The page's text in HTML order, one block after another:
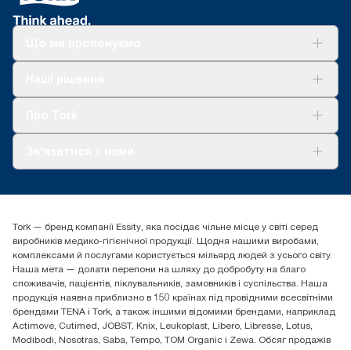
(+38) 044 490 55 66
Essity Україна
04071 м. Київ, вул. Григорія Сковороди 19,
Тел. +38 044 490 55 66
Tork — бренд компанії Essity, яка посідає чільне місце у світі серед
виробників медико-гігієнічної продукції. Щодня нашими виробами,
комплексами й послугами користується мільярд людей з усього світу.
Наша мета — долати перепони на шляху до добробуту на благо
споживачів, пацієнтів, піклувальників, замовників і суспільства. Наша
продукція наявна приблизно в 150 країнах під провідними всесвітніми
брендами TENA і Tork, а також іншими відомими брендами, наприклад
Actimove, Cutimed, JOBST, Knix, Leukoplast, Libero, Libresse, Lotus,
Modibodi, Nosotras, Saba, Tempo, TOM Organic і Zewa. Обсяг продажів